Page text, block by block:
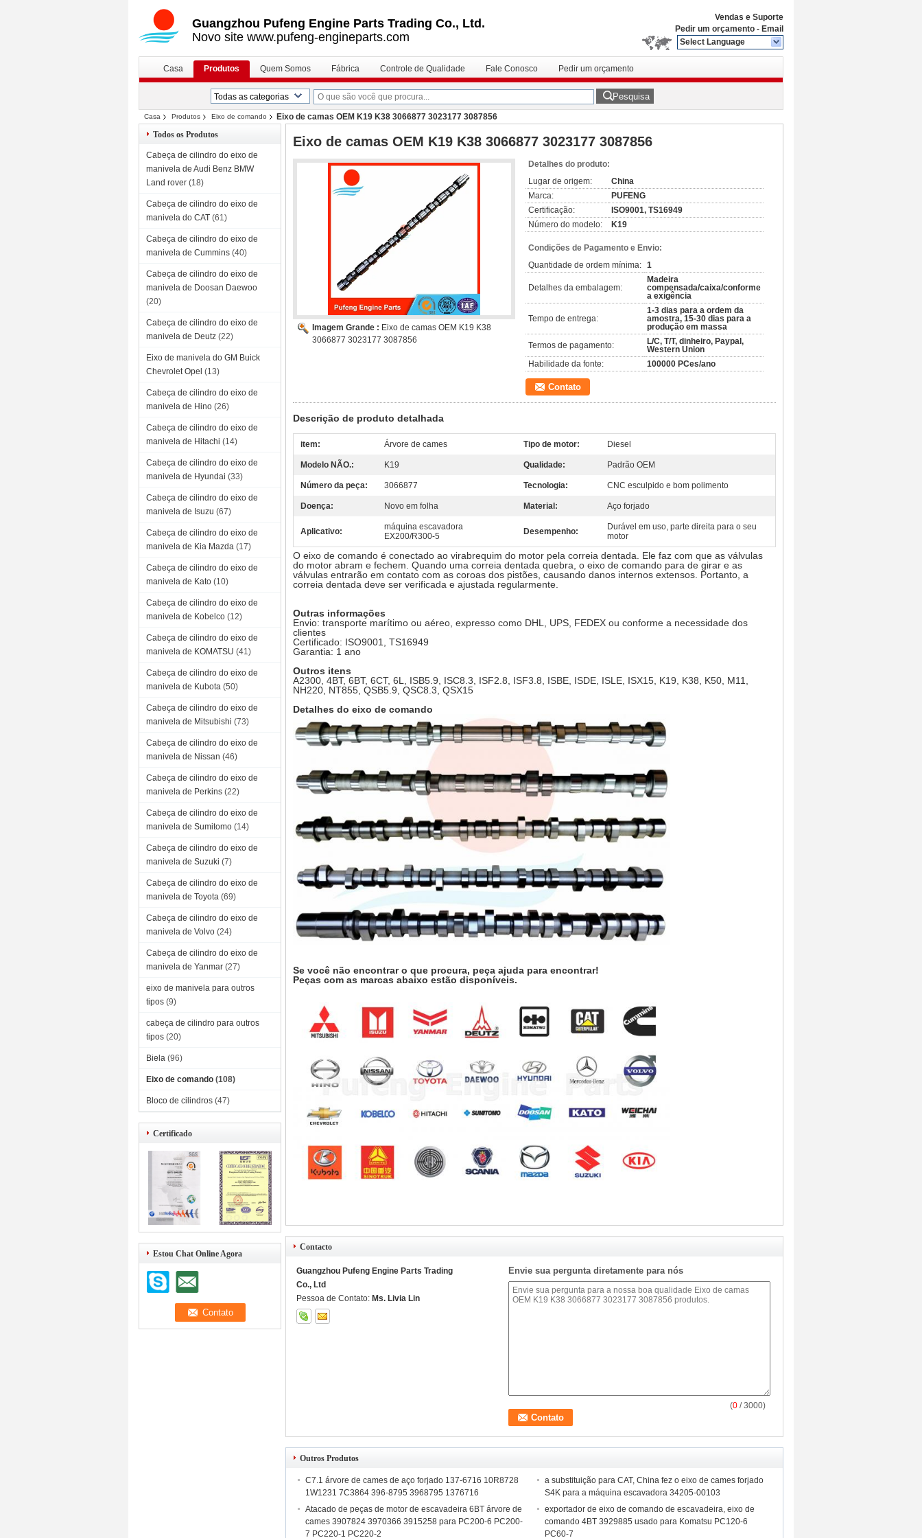
Guangzhou Pufeng Engine Parts Trading Co., Ltd.
Novo site www.pufeng-engineparts.com
Vendas e Suporte
Pedir um orçamento - Email
Select Language
Casa Produtos Quem Somos Fábrica Controle de Qualidade Fale Conosco Pedir um orçamento
Pesquisa
Casa Produtos Eixo de comando
Eixo de camas OEM K19 K38 3066877 3023177 3087856
Todos os Produtos
Cabeça de cilindro do eixo de
manivela de Audi Benz BMW
Land rover (18)
Cabeça de cilindro do eixo de
manivela do CAT (61)
Cabeça de cilindro do eixo de
manivela de Cummins (40)
Cabeça de cilindro do eixo de
manivela de Doosan Daewoo
(20)
Cabeça de cilindro do eixo de
manivela de Deutz (22)
Eixo de manivela do GM Buick
Chevrolet Opel (13)
Cabeça de cilindro do eixo de
manivela de Hino (26)
Cabeça de cilindro do eixo de
manivela de Hitachi (14)
Cabeça de cilindro do eixo de
manivela de Hyundai (33)
Cabeça de cilindro do eixo de
manivela de Isuzu (67)
Cabeça de cilindro do eixo de
manivela de Kia Mazda (17)
Cabeça de cilindro do eixo de
manivela de Kato (10)
Cabeça de cilindro do eixo de
manivela de Kobelco (12)
Cabeça de cilindro do eixo de
manivela de KOMATSU (41)
Cabeça de cilindro do eixo de
manivela de Kubota (50)
Cabeça de cilindro do eixo de
manivela de Mitsubishi (73)
Cabeça de cilindro do eixo de
manivela de Nissan (46)
Cabeça de cilindro do eixo de
manivela de Perkins (22)
Cabeça de cilindro do eixo de
manivela de Sumitomo (14)
Cabeça de cilindro do eixo de
manivela de Suzuki (7)
Cabeça de cilindro do eixo de
manivela de Toyota (69)
Cabeça de cilindro do eixo de
manivela de Volvo (24)
Cabeça de cilindro do eixo de
manivela de Yanmar (27)
eixo de manivela para outros
tipos (9)
cabeça de cilindro para outros
tipos (20)
Biela (96)
Eixo de comando (108)
Bloco de cilindros (47)
Certificado
Estou Chat Online Agora
Eixo de camas OEM K19 K38 3066877 3023177 3087856
Imagem Grande : Eixo de camas OEM K19 K38
3066877 3023177 3087856
Detalhes do produto:
Lugar de origem:
China
Marca:
PUFENG
Certificação:
ISO9001, TS16949
Número do modelo:
K19
Condições de Pagamento e Envio:
Quantidade de ordem mínima: 1
Detalhes da embalagem:
Madeira
compensada/caixa/conforme
a exigência
Tempo de entrega:
1-3 dias para a ordem da
amostra, 15-30 dias para a
produção em massa
Termos de pagamento:
L/C, T/T, dinheiro, Paypal,
Western Union
Habilidade da fonte:
100000 PCes/ano
Contato
Descrição de produto detalhada
item: Árvore de cames Tipo de motor: Diesel
Modelo NÃO.: K19 Qualidade: Padrão OEM
Número da peça: 3066877 Tecnologia: CNC esculpido e bom polimento
Doença: Novo em folha Material: Aço forjado
Aplicativo:
máquina escavadora
EX200/R300-5
Desempenho:
Durável em uso, parte direita para o seu
motor
O eixo de comando é conectado ao virabrequim do motor pela correia dentada. Ele faz com que as válvulas
do motor abram e fechem. Quando uma correia dentada quebra, o eixo de comando para de girar e as
válvulas entrarão em contato com as coroas dos pistões, causando danos internos extensos. Portanto, a
correia dentada deve ser verificada e ajustada regularmente.
Outras informações
Envio: transporte marítimo ou aéreo, expresso como DHL, UPS, FEDEX ou conforme a necessidade dos
clientes
Certificado: ISO9001, TS16949
Garantia: 1 ano
Outros itens
A2300, 4BT, 6BT, 6CT, 6L, ISB5.9, ISC8.3, ISF2.8, ISF3.8, ISBE, ISDE, ISLE, ISX15, K19, K38, K50, M11,
NH220, NT855, QSB5.9, QSC8.3, QSX15
Detalhes do eixo de comando
Se você não encontrar o que procura, peça ajuda para encontrar!
Peças com as marcas abaixo estão disponíveis.
Contacto
Guangzhou Pufeng Engine Parts Trading
Co., Ltd
Pessoa de Contato: Ms. Livia Lin
Envie sua pergunta diretamente para nós
(0 / 3000)
Outros Produtos
C7.1 árvore de cames de aço forjado 137-6716 10R8728
1W1231 7C3864 396-8795 3968795 1376716
a substituição para CAT, China fez o eixo de cames forjado
S4K para a máquina escavadora 34205-00103
Atacado de peças de motor de escavadeira 6BT árvore de
cames 3907824 3970366 3915258 para PC200-6 PC200-
7 PC220-1 PC220-2
exportador de eixo de comando de escavadeira, eixo de
comando 4BT 3929885 usado para Komatsu PC120-6
PC60-7